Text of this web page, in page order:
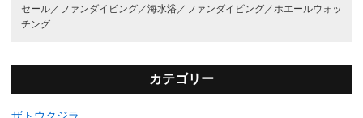
セール／ ファンダイビング／海水浴／ ファンダイビング／ホエールウォッ
チング
カテゴリー